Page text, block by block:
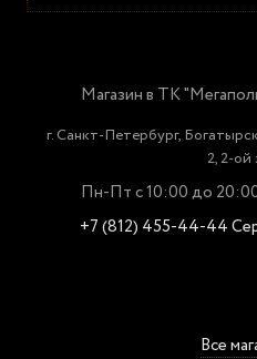
Магазин в ТК
г. Санкт-Петербург,
2, 2-
Пн-Пт с 10:00 до
+7 (812) 455-44-44
Все